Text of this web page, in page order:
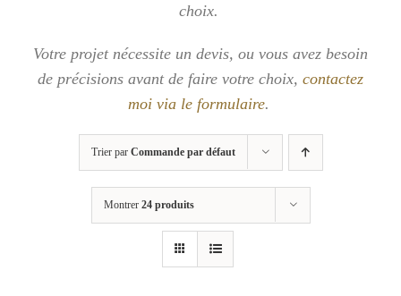
choix.
Votre projet nécessite un devis, ou vous avez besoin
de précisions avant de faire votre choix, contactez
moi via le formulaire.
Trier par Commande par défaut
Montrer 24 produits